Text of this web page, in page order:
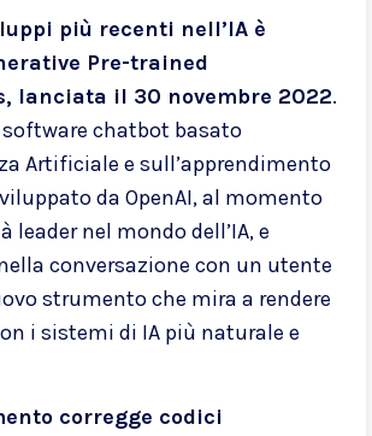
più recenti nell’IA è
Pre-trained
lanciata il 30 novembre 2022.
chatbot basato
Artificiale e sull’apprendimento
da OpenAI, al momento
leader nel mondo dell’IA, e
conversazione con un utente
strumento che mira a rendere
i sistemi di IA più naturale e
corregge codici